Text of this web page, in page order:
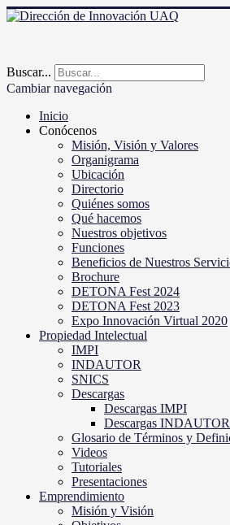
Buscar...
Cambiar navegación
Inicio
Conócenos
Misión, Visión y Valores
Organigrama
Ubicación
Directorio
Quiénes somos
Qué hacemos
Nuestros objetivos
Funciones
Beneficios de Nuestros
Brochure
DETONA Fest 2024
DETONA Fest 2023
Expo Innovación Virtual 2020
Propiedad Intelectual
IMPI
INDAUTOR
SNICS
Descargas
Descargas IMPI
Descargas INDAUTOR
Glosario de Términos y
Videos
Tutoriales
Presentaciones
Emprendimiento
Misión y Visión